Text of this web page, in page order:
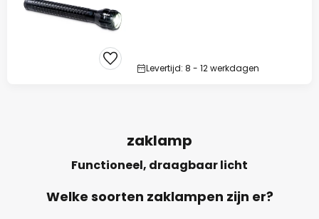
Levertijd: 8 - 12 werkdagen
zaklamp
Functioneel, draagbaar licht
Welke soorten zaklampen zijn er?